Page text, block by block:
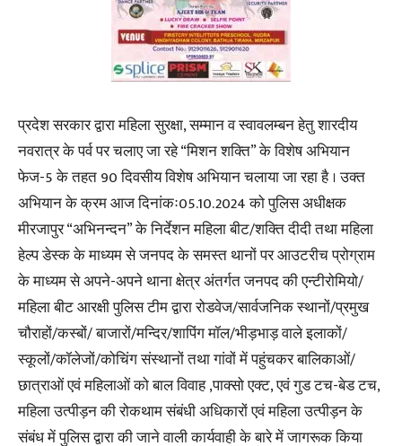
प्रदेश सरकार द्वारा महिला सुरक्षा, सम्मान व स्वावलम्बन हेतु शारदीय
नवरात्र के पर्व पर चलाए जा रहे “मिशन शक्ति” के विशेष अभियान
फेज-5 के तहत 90 दिवसीय विशेष अभियान चलाया जा रहा है । उक्त
अभियान के क्रम आज दिनांकः05.10.2024 को पुलिस अधीक्षक
मीरजापुर “अभिनन्दन” के निर्देशन महिला बीट/शक्ति दीदी तथा महिला
हेल्प डेस्क के माध्यम से जनपद के समस्त थानों पर आउटरीच प्रोग्राम
के माध्यम से अपने-अपने थाना क्षेत्र अंतर्गत जनपद की एन्टीरोमियो/
महिला बीट आरक्षी पुलिस टीम द्वारा रोडवेज/सार्वजनिक स्थानों/प्रमुख
चौराहों/कस्बों/ बाजारों/मन्दिर/शापिंग मॉल/भीड़भाड़ वाले इलाकों/
स्कूलों/कॉलेजों/कोचिंग संस्थानों तथा गांवों में पहुंचकर बालिकाओं/
छात्राओं एवं महिलाओं को बाल विवाह ,पाक्सो एक्ट, एवं गुड टच-बेड टच,
महिला उत्पीड़न की रोकथाम संबंधी अधिकारों एवं महिला उत्पीड़न के
संबंध में पुलिस द्वारा की जाने वाली कार्यवाही के बारे में जागरूक किया